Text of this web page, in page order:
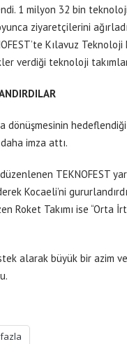
1 milyon 32 bin
ziyaretçilerini
Kılavuz Teknoloji
verdiği teknoloji
dönüşmesinin
imza attı.
TEKNOFEST
Kocaeli’ni
Roket Takımı ise “Orta
alarak büyük bir azim